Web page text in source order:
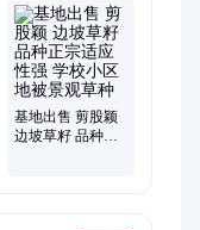
基地出售 剪股颖
边坡草籽 品种正